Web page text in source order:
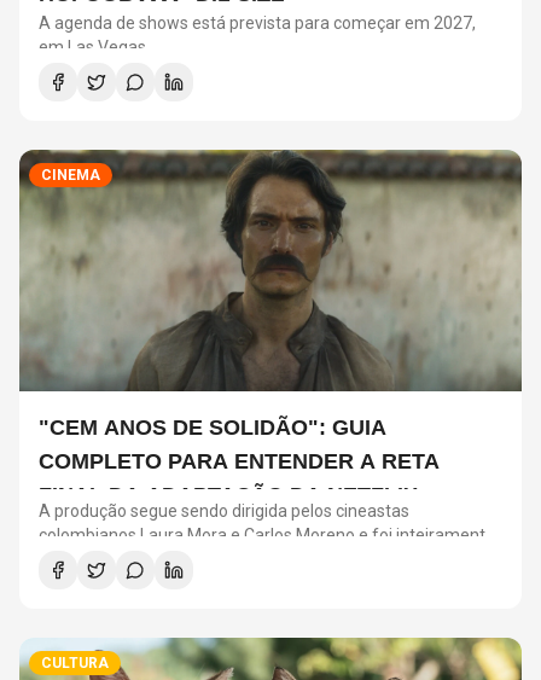
HOLOGRAMA, DIZ SITE
A agenda de shows está prevista para começar em 2027,
em Las Vegas
CINEMA
"CEM ANOS DE SOLIDÃO": GUIA
COMPLETO PARA ENTENDER A RETA
FINAL DA ADAPTAÇÃO DA NETFLIX
A produção segue sendo dirigida pelos cineastas
colombianos Laura Mora e Carlos Moreno e foi inteiramente
filmada na Colômbia, em espanhol, mantendo o
compromisso de preservar a identidade cultural da obra
CULTURA